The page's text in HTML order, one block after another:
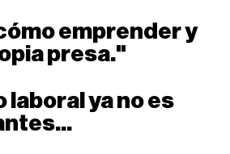
laboral ya no es
emprender y
presa."